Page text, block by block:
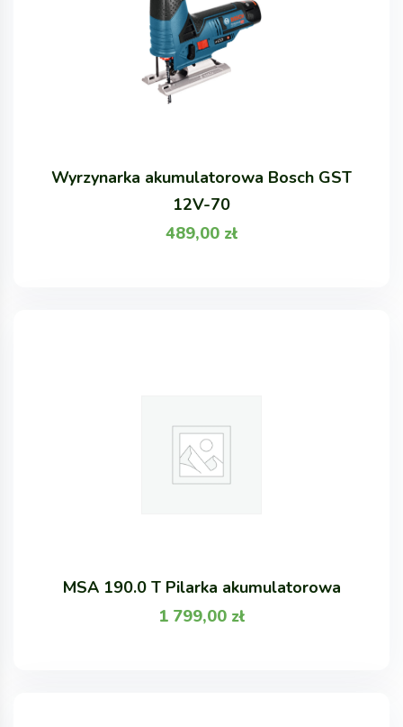
Wyrzynarka akumulatorowa Bosch GST
12V-70
489,00 zł
MSA 190.0 T Pilarka akumulatorowa
1 799,00 zł